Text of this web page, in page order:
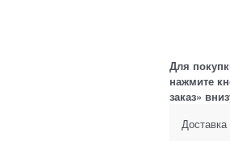
Для
нажмите
заказ»
Доставка